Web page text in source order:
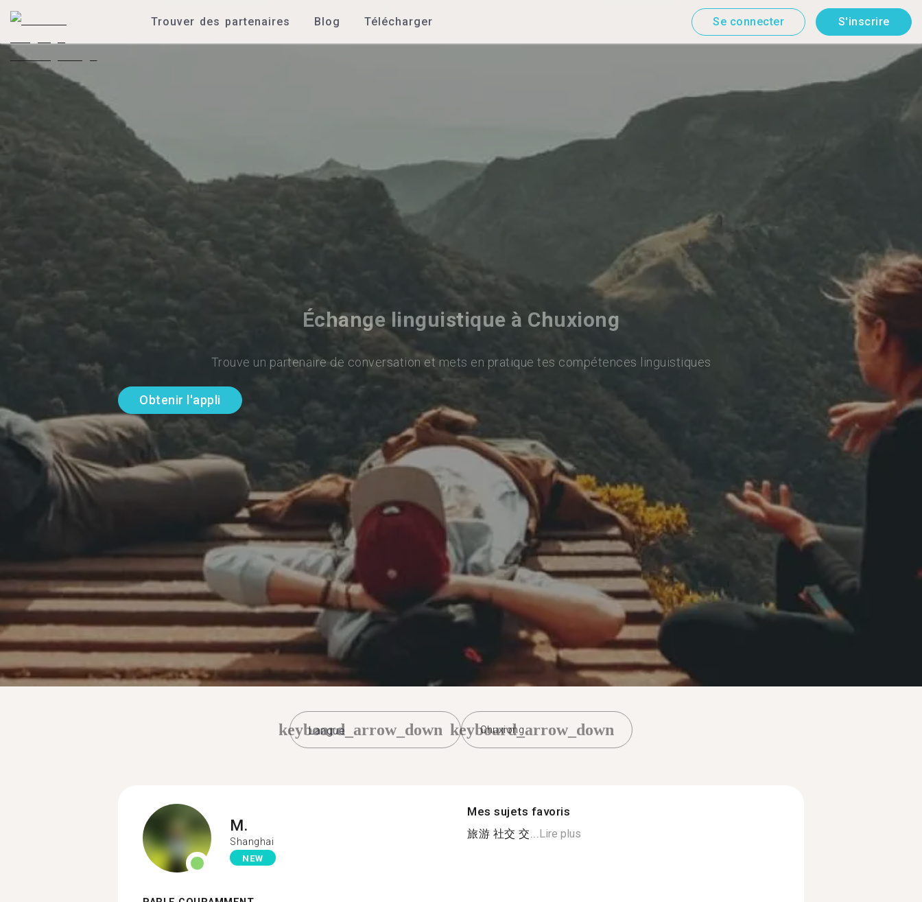
Trouver des partenaires Blog Télécharger Se connecter S'inscrire
Échange linguistique à Chuxiong
Trouve un partenaire de conversation et mets en pratique tes compétences linguistiques
Obtenir l'appli
keyboard_arrow_down Chuxiong
keyboard_arrow_down
M.
Shanghai
NEW
Mes sujets favoris
旅游 社交 交...Lire plus